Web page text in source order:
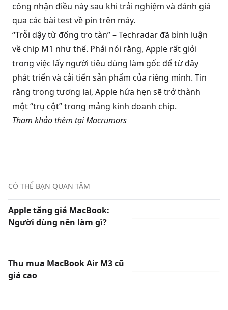
công nhận điều này sau khi trải nghiệm và đánh giá
qua các bài test về pin trên máy.
“Trỗi dậy từ đống tro tàn” – Techradar đã bình luận
về chip M1 như thế. Phải nói rằng, Apple rất giỏi
trong việc lấy người tiêu dùng làm gốc để từ đây
phát triển và cải tiến sản phẩm của riêng mình. Tin
rằng trong tương lai, Apple hứa hẹn sẽ trở thành
một “trụ cột” trong mảng kinh doanh chip.
Tham khảo thêm tạiMacrumors
CÓ THỂ BẠN QUAN TÂM
Apple tăng giá MacBook:
Người dùng nên làm gì?
Thu mua MacBook Air M3 cũ
giá cao